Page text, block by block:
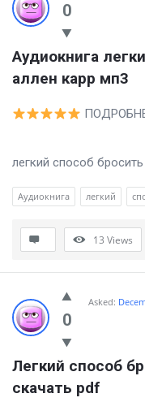
0
Аудиокнига
аллен карр мп3
Как бросить
легкий способ
Аудиокнига легкий
13 Views
0
Asked:
Легкий способ
скачать pdf